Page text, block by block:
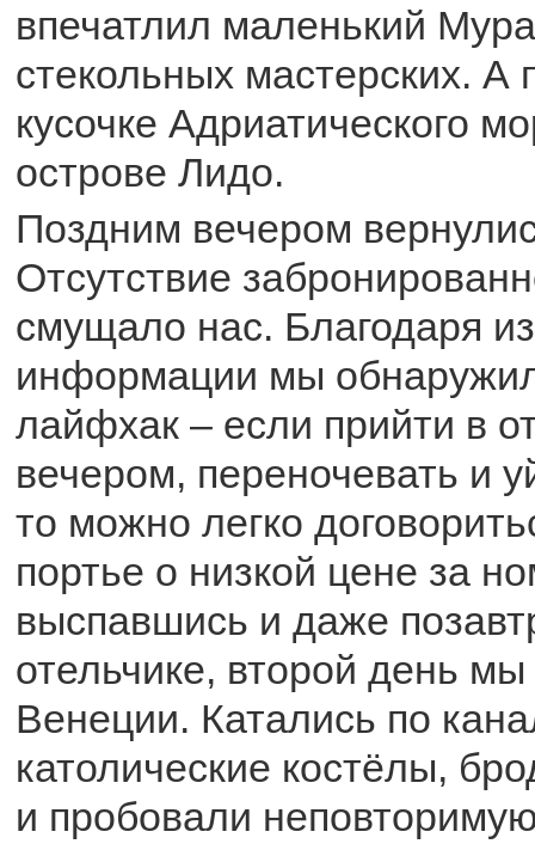
впечатлил маленький
стекольных мастерских. А
кусочке Адриатического
острове Лидо.
Поздним вечером
Отсутствие
смущало нас. Благодаря
информации мы
лайфхак – если прийти в
вечером, переночевать и
то можно легко
портье о низкой цене за
выспавшись и даже
отельчике, второй день
Венеции. Катались по
католические костёлы,
и пробовали